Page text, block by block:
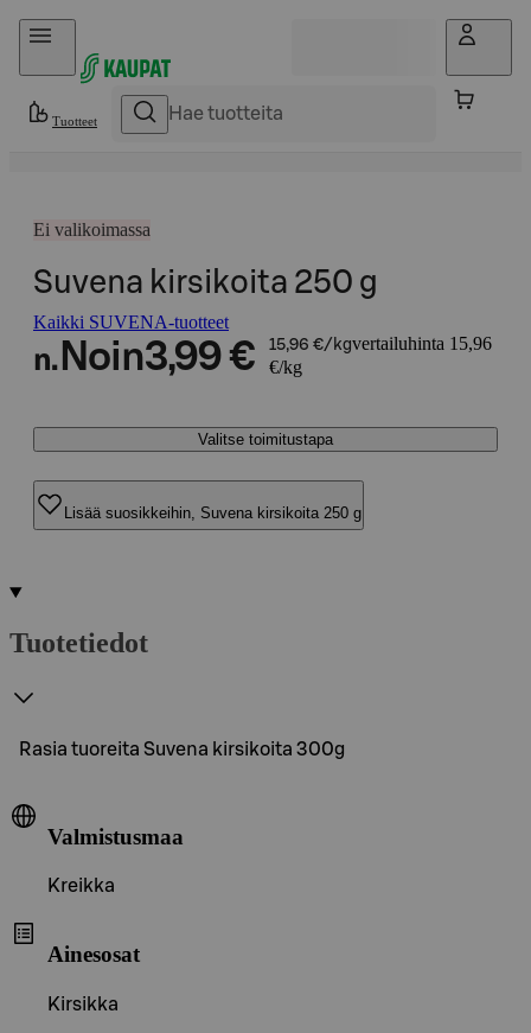
Hyppää sisältöön
Tuotteet
Ei valikoimassa
Suvena kirsikoita 250 g
Kaikki SUVENA-tuotteet
n. Noin3,99 € 15,96 €/kgvertailuhinta 15,96
€/kg
Valitse toimitustapa
Lisää suosikkeihin, Suvena kirsikoita 250 g
Tuotetiedot
Rasia tuoreita Suvena kirsikoita 300g
Valmistusmaa
Kreikka
Ainesosat
Kirsikka